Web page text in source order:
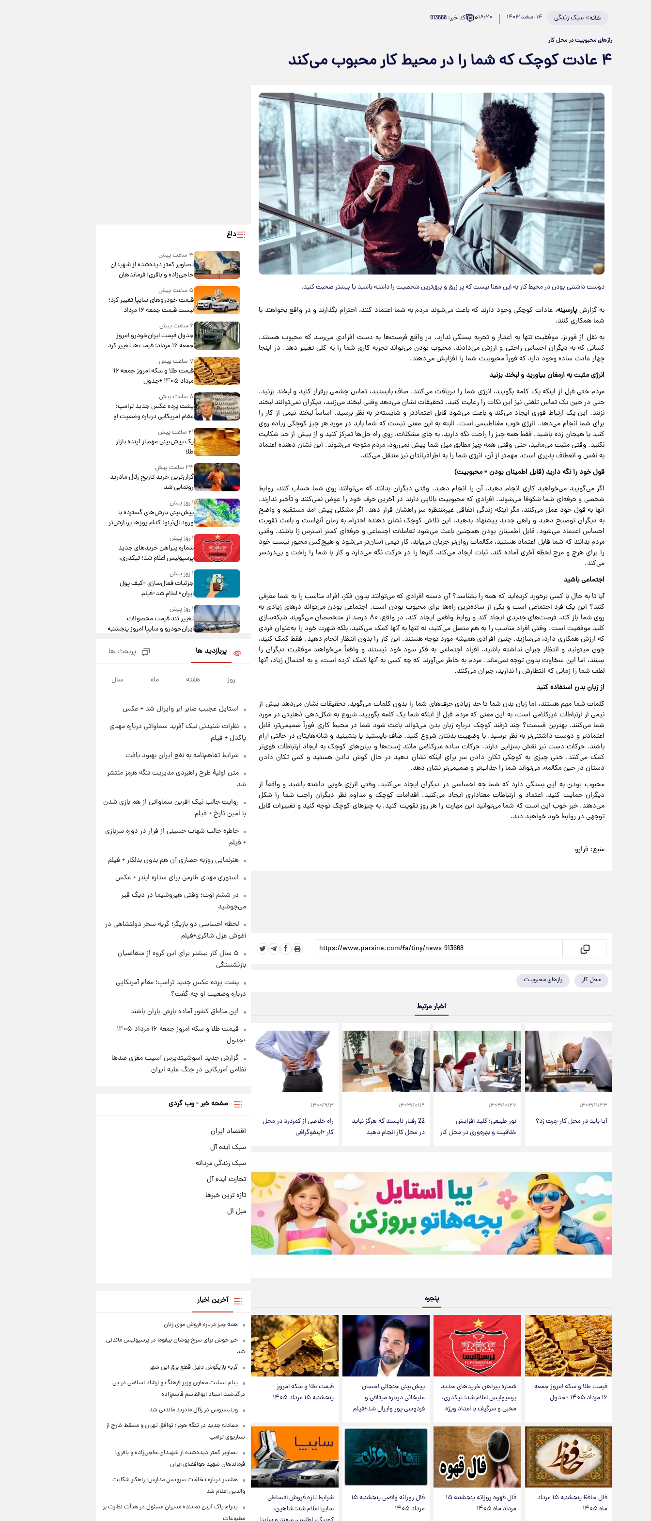
خانه>سبک زندگی ۱۴ اسفند ۱۴۰۳ ۱۸:۲۰۰ کد خبر: 913668
رازهای محبوبیت در محل کار
۴ عادت کوچک که شما را در محیط کار محبوب می‌کند
دوست داشتنی بودن در محیط کار به این معنا نیست که پر زرق و برق‌ترین شخصیت را داشته باشید یا بیشتر صحبت کنید.
به گزارشپارسینه، عادات کوچکی وجود دارند که باعث می‌شوند مردم به شما اعتماد کنند، احترام بگذارند و در واقع بخواهند با
شما همکاری کنند.
به نقل از فوربز، موفقیت تنها به اعتبار و تجربه بستگی ندارد. در واقع فرصت‌ها به دست افرادی می‌رسد که محبوب هستند.
کسانی که به دیگران احساس راحتی و ارزش می‌دادند. محبوب بودن می‌تواند تجربه کاری شما را به کلی تغییر دهد. در اینجا
چهار عادت ساده وجود دارد که فوراً محبوبیت شما را افزایش می‌دهند.
انرژی مثبت به ارمغان بیاورید و لبخند بزنید
مردم حتی قبل از اینکه یک کلمه بگویید، انرژی شما را دریافت می‌کنند. صاف بایستید، تماس چشمی برقرار کنید و لبخند بزنید.
حتی در حین یک تماس تلفنی نیز این نکات را رعایت کنید. تحقیقات نشان می‌دهد وقتی لبخند می‌زنید، دیگران نمی‌توانند لبخند
نزنند. این یک ارتباط فوری ایجاد می‌کند و باعث می‌شود قابل اعتمادتر و شایسته‌تر به نظر برسید. اساساً لبخند نیمی از کار را
برای شما انجام می‌دهد. انرژی خوب مغناطیسی است. البته به این معنی نیست که شما باید در مورد هر چیز کوچکی زیاده روی
کنید یا هیجان زده باشید. فقط همه چیز را راحت نگه دارید، به جای مشکلات، روی راه حل‌ها تمرکز کنید و از بیش از حد شکایت
نکنید. وقتی مثبت می‌مانید، حتی وقتی همه چیز مطابق میل شما پیش نمی‌رود، مردم متوجه می‌شوند. این نشان دهنده اعتماد
به نفس و انعطاف پذیری است. مهمتر از آن، انرژی شما را به اطرافیانتان نیز منتقل می‌کند.
قول خود را نگه دارید (قابل اطمینان بودن = محبوبیت)
اگر می‌گویید می‌خواهید کاری انجام دهید، آن را انجام دهید. وقتی دیگران بدانند که می‌توانند روی شما حساب کنند، روابط
شخصی و حرفه‌ای شما شکوفا می‌شوند. افرادی که محبوبیت بالایی دارند در آخرین حرف خود را عوض نمی‌کنند و تأخیر ندارند.
آنها به قول خود عمل می‌کنند، مگر اینکه زندگی اتفاقی غیرمنتظره سر راهشان قرار دهد. اگر مشکلی پیش آمد مستقیم و واضح
به دیگران توضیح دهید و راهی جدید پیشنهاد بدهید. این تلاش کوچک نشان دهنده احترام به زمان آنهاست و باعث تقویت
احساس اعتماد می‌شود. قابل اطمینان بودن همچنین باعث می‌شود تعاملات اجتماعی و حرفه‌ای کمتر استرس زا باشند. وقتی
مردم بدانند که شما قابل اعتماد هستید، مکالمات روان‌تر جریان می‌یابد، کار تیمی آسان‌تر می‌شود و هیچ‌کس مجبور نیست خود
را برای هرج و مرج لحظه آخری آماده کند. ثبات ایجاد می‌کند، کار‌ها را در حرکت نگه می‌دارد و کار با شما را راحت و بی‌دردسر
می‌کند.
اجتماعی باشید
آیا تا به حال با کسی برخورد کرده‌اید که همه را بشناسد؟ آن دسته افرادی که می‌توانند بدون فکر، افراد مناسب را به شما معرفی
کنند؟ این یک فرد اجتماعی است و یکی از ساده‌ترین راه‌ها برای محبوب بودن است. اجتماعی بودن می‌تواند در‌های زیادی به
روی شما باز کند، فرصت‌های جدیدی ایجاد کند و روابط واقعی ایجاد کند. در واقع، ۸۰ درصد از متخصصان می‌گویند شبکه‌سازی
کلید موفقیت است. وقتی افراد مناسب را به هم متصل می‌کنید، نه تنها به آنها کمک می‌کنید، بلکه شهرت خود را به‌عنوان فردی
که ارزش همکاری دارد، می‌سازید. چنین افرادی همیشه مورد توجه هستند. این کار را بدون انتظار انجام دهید. فقط کمک کنید،
چون میتونید و انتظار جبران نداشته باشید. افراد اجتماعی به فکر سود خود نیستند و واقعاً می‌خواهند موفقیت دیگران را
ببینند، اما این سخاوت بدون توجه نمی‌ماند. مردم به خاطر می‌آورند که چه کسی به آنها کمک کرده است، و به احتمال زیاد، آنها
لطف شما را زمانی که انتظارش را ندارید، جبران می‌کنند.
از زبان بدن استفاده کنید
کلمات شما مهم هستند، اما زبان بدن شما تا حد زیادی حرف‌های شما را بدون کلمات می‌گوید. تحقیقات نشان می‌دهد بیش از
نیمی از ارتباطات غیرکلامی است، به این معنی که مردم قبل از اینکه شما یک کلمه بگویید، شروع به شکل‌دهی ذهنیتی در مورد
شما می‌کنند. بهترین قسمت؟ چند ترفند کوچک درباره زبان بدن می‌تواند باعث شود شما در محیط کاری فوراً صمیمی‌تر، قابل
اعتمادتر و دوست داشتنی‌تر به نظر برسید. با وضهیت بدنتان شروع کنید. صاف بایستید یا بنشینید و شانه‌هایتان در حالتی آرام
باشند. حرکات دست نیز نقش بسزایی دارند. حرکات ساده غیرکلامی مانند ژست‌ها و بیان‌های کوچک به ایجاد ارتباطات قوی‌تر
کمک می‌کنند. حتی چیزی به کوچکی تکان دادن سر برای اینکه نشان دهید در حال گوش دادن هستید و کمی تکان دادن
دستان در حین مکالمه، می‌تواند شما را جذاب‌تر و صمیمی‌تر نشان دهد.
محبوب بودن به این بستگی دارد که شما چه احساسی در دیگران ایجاد می‌کنید. وقتی انرژی خوبی داشته باشید و واقعاً از
دیگران حمایت کنید، اعتماد و ارتباطات معناداری ایجاد می‌کنید. اقدامات کوچک و مداوم نظر دیگران راجب شما را شکل
می‌دهند. خبر خوب این است که شما می‌توانید این مهارت را هر روز تقویت کنید. به چیز‌های کوچک توجه کنید و تغییرات قابل
توجهی در روابط خود خواهید دید.
منبع: فرارو
محل کار رازهای محبوبیت
اخبار مرتبط
۱۴۰۳/۱۱/۲۳
آیا باید در محل کار چرت زد؟
۱۴۰۳/۱۰/۲۶
نور طبیعی؛ کلید افزایش
خلاقیت و بهره‌وری در محل کار
۱۴۰۳/۱۰/۱۹
22 رفتار ناپسند که هرگز نباید
در محل کار انجام دهید
۱۴۰۰/۹/۳
راه خلاصی از کمردرد در محل
کار +اینفوگرافی
پنجره
قیمت طلا و سکه امروز جمعه
۱۶ مرداد ۱۴۰۵ +جدول
شماره پیراهن خریدهای جدید
پرسپولیس اعلام شد؛ تیکدری،
محبی و سرگیف با اعداد ویژه
پیش‌بینی جنجالی احسان
علیخانی درباره میثاقی و
فردوسی پور وایرال شد+فیلم
قیمت طلا و سکه امروز
پنجشنبه ۱۵ مرداد ۱۴۰۵
فال حافظ پنجشنبه ۱۵ مرداد
ماه ۱۴۰۵
فال قهوه روزانه پنجشنبه ۱۵
مرداد ماه ۱۴۰۵
فال روزانه واقعی پنجشنبه ۱۵
مرداد ۱۴۰۵
شرایط تازه فروش اقساطی
سایپا اعلام شد؛ شاهین،
داغ
۳ ساعت پیش
تصاویر کمتر دیده‌شده از شهیدان
حاجی‌زاده و باقری؛ فرماندهان
شهید هوافضای ایران
۵ ساعت پیش
قیمت خودروهای سایپا تغییر کرد؛
لیست قیمت جمعه ۱۶ مرداد
منتشر شد
۶ ساعت پیش
جدول قیمت ایران‌خودرو امروز
جمعه ۱۶ مرداد؛ قیمت‌ها تغییر کرد
۷ ساعت پیش
قیمت طلا و سکه امروز جمعه ۱۶
مرداد ۱۴۰۵ +جدول
۸ ساعت پیش
پشت پرده عکس جدید ترامپ؛
مقام آمریکایی درباره وضعیت او
چه گفت؟
۲۱ ساعت پیش
یک پیش‌بینی مهم از آینده بازار
طلا
۲۳ ساعت پیش
گران‌ترین خرید تاریخ رئال مادرید
رونمایی شد
۱ روز پیش
پیش‌بینی بارش‌های گسترده با
ورود ال‌نینو؛ کدام روزها پربارش‌تر
خواهند بود؟
۱ روز پیش
شماره پیراهن خریدهای جدید
پرسپولیس اعلام شد؛ تیکدری،
محبی و سرگیف با اعداد ویژه
۱ روز پیش
جزئیات فعال‌سازی «کیف پول
ایران» اعلام شد+فیلم
۱ روز پیش
تغییر تند قیمت محصولات
ایران‌خودرو و سایپا امروز پنجشنبه
قیمت طلا و سکه امروز پنجشنبه
۱۵ مرداد ۱۴۰۵
۱ روز پیش
شرایط تازه فروش اقساطی سایپا
جدول
سیگنال‌های جدید برای بازار طلا؛
پیش‌بینی قیمت سکه و طلا فردا
پربازدید ها پربحث ها
روز هفته ماه سال
استایل عجیب صابر ابر وایرال شد + عکس
نظرات شنیدنی نیک آفرید سماواتی درباره مهدی
پاکدل + فیلم
شرایط تفاهم‌نامه به نفع ایران بهبود یافت
متن اولیۀ طرح راهبردی مدیریت تنگه هرمز منتشر
شد
روایت جالب نیک آفرین سماواتی از هم بازی شدن
با امین تارخ + فیلم
خاطره جالب شهاب حسینی از فرار در دوره سربازی
+ فیلم
هنرنمایی روزبه حصاری آن هم بدون بدلکار + فیلم
استوری مهدی طارمی برای ستاره اینتر + عکس
در ششم اوت؛ وقتی هیروشیما در دیگ قیر
می‌جوشید
لحظه احساسی دو بازیگر؛ گریه سحر دولتشاهی در
آغوش غزل شاکری+فیلم
۵ سال کار بیشتر برای این گروه از متقاضیان
بازنشستگی
پشت پرده عکس جدید ترامپ؛ مقام آمریکایی
درباره وضعیت او چه گفت؟
این مناطق کشور آماده بارش باران باشند
قیمت طلا و سکه امروز جمعه ۱۶ مرداد ۱۴۰۵
+جدول
گزارش جدید آسوشیتدپرس آسیب مغزی صدها
نظامی آمریکایی در جنگ علیه ایران
صفحه خبر - وب گردی
اقتصاد ایران
سبک ایده آل
سبک زندگی مردانه
تجارت ایده آل
تازه ترین خبرها
مبل ال
آخرین اخبار
همه چیز درباره فروش موی زنان
خبر خوش برای سرخ پوشان بیفوما در پرسپولیس ماندنی
شد
گربه بازیگوش دلیل قطع برق این شهر
پیام تسلیت معاون وزیر فرهنگ و ارشاد اسلامی در پی
درگذشت استاد ابوالقاسم قاسم‌زاده
وینیسیوس در رئال مادرید ماندنی شد
معادله جدید در تنگه هرمز؛ توافق تهران و مسقط خارج از
سناریوی ترامپ
تصاویر کمتر دیده‌شده از شهیدان حاجی‌زاده و باقری؛
فرماندهان شهید هوافضای ایران
هشدار درباره تخلفات سرویس مدارس؛ راهکار شکایت
والدین اعلام شد
پدرام پاک آیین نماینده مدیران مسئول در هیأت نظارت بر
مطبوعات